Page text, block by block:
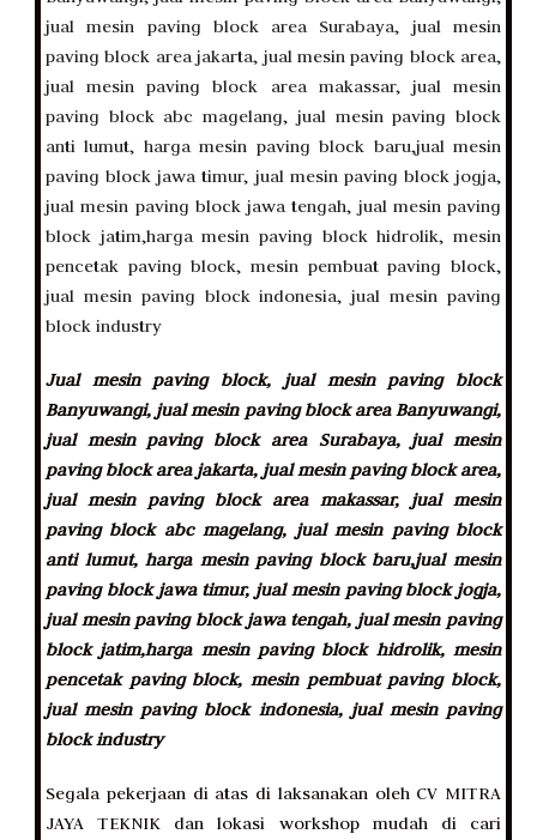
Jual mesin paving block, jual mesin paving block
Banyuwangi, jual mesin paving block area Banyuwangi,
jual mesin paving block area Surabaya, jual mesin
paving block area jakarta, jual mesin paving block area,
jual mesin paving block area makassar, jual mesin
paving block abc magelang, jual mesin paving block
anti lumut, harga mesin paving block baru,jual mesin
paving block jawa timur, jual mesin paving block jogja,
jual mesin paving block jawa tengah, jual mesin paving
block jatim,harga mesin paving block hidrolik, mesin
pencetak paving block, mesin pembuat paving block,
jual mesin paving block indonesia, jual mesin paving
block industry
Segala pekerjaan di atas di laksanakan oleh CV MITRA
JAYA TEKNIK dan lokasi workshop mudah di cari